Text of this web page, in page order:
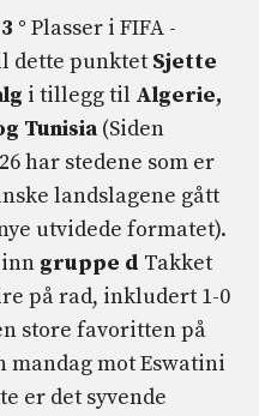
° Plasser i FIFA -
dette punktet Sjette
i tillegg til Algerie,
Tunisia (Siden
har stedene som er
landslagene gått
utvidede formatet).
gruppe d Takket
på rad, inkludert 1-0
store favoritten på
mandag mot Eswatini
er det syvende